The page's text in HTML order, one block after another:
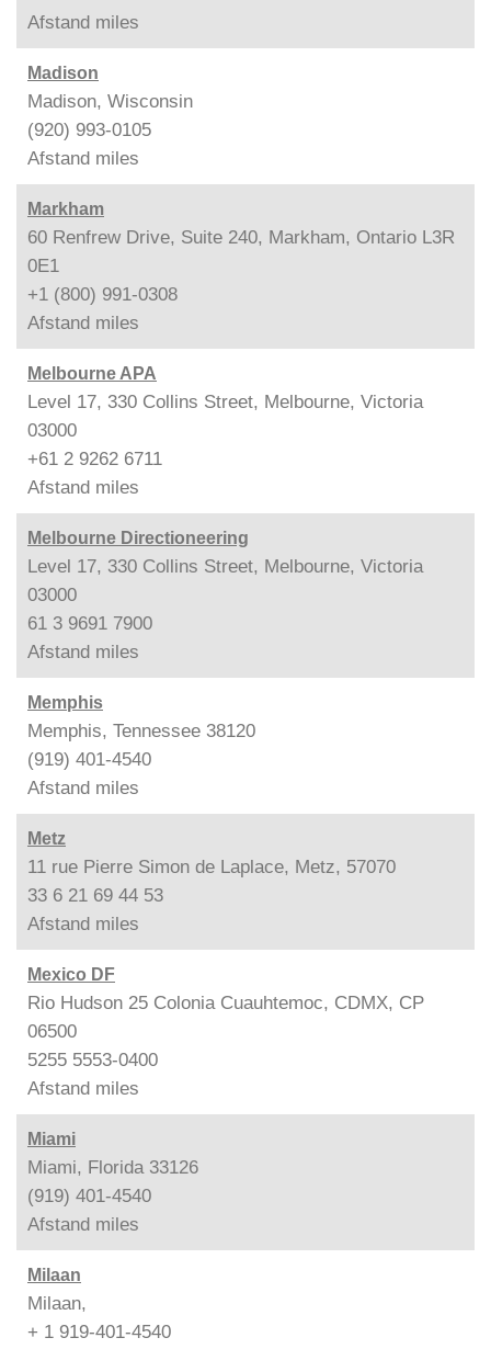
Afstand miles
Madison
Madison, Wisconsin
(920) 993-0105
Afstand miles
Markham
60 Renfrew Drive, Suite 240, Markham, Ontario L3R
0E1
+1 (800) 991-0308
Afstand miles
Melbourne APA
Level 17, 330 Collins Street, Melbourne, Victoria
03000
+61 2 9262 6711
Afstand miles
Melbourne Directioneering
Level 17, 330 Collins Street, Melbourne, Victoria
03000
61 3 9691 7900
Afstand miles
Memphis
Memphis, Tennessee 38120
(919) 401-4540
Afstand miles
Metz
11 rue Pierre Simon de Laplace, Metz, 57070
33 6 21 69 44 53
Afstand miles
Mexico DF
Rio Hudson 25 Colonia Cuauhtemoc, CDMX, CP
06500
5255 5553-0400
Afstand miles
Miami
Miami, Florida 33126
(919) 401-4540
Afstand miles
Milaan
Milaan,
+ 1 919-401-4540